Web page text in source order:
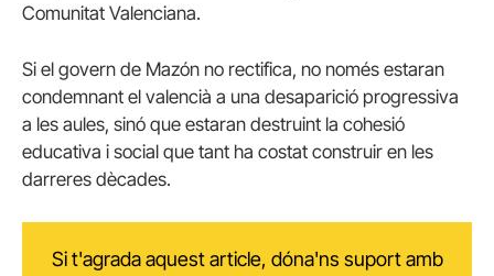
Comunitat Valenciana.
Si el govern de Mazón no rectifica, no només estaran
condemnant el valencià a una desaparició progressiva
a les aules, sinó que estaran destruint la cohesió
educativa i social que tant ha costat construir en les
darreres dècades.
Si t'agrada aquest article, dóna'ns suport amb